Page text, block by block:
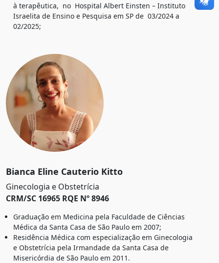
à terapêutica, no Hospital Albert Einsten – Instituto
Israelita de Ensino e Pesquisa em SP de 03/2024 a
02/2025;
Bianca Eline Cauterio Kitto
Ginecologia e Obstetrícia
CRM/SC 16965 RQE Nº 8946
Graduação em Medicina pela Faculdade de Ciências
Médica da Santa Casa de São Paulo em 2007;
Residência Médica com especialização em Ginecologia
e Obstetrícia pela Irmandade da Santa Casa de
Misericórdia de São Paulo em 2011.